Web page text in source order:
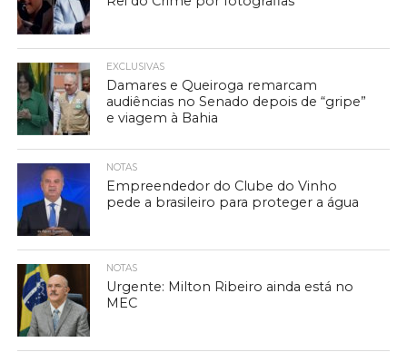
EXCLUSIVAS
Damares e Queiroga remarcam
audiências no Senado depois de “gripe”
e viagem à Bahia
NOTAS
Empreendedor do Clube do Vinho
pede a brasileiro para proteger a água
NOTAS
Urgente: Milton Ribeiro ainda está no
MEC